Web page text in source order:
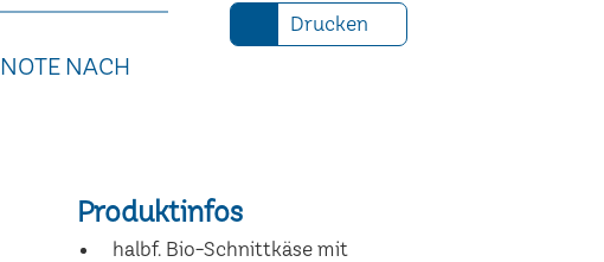
NACH
Drucken
Produktinfos
halbf. Bio-Schnittkäse mit